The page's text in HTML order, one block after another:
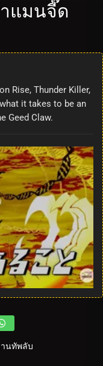
าแมนจี๊ด
Rise, Thunder Killer,
it takes to be an
Geed Claw.
นทัพลับ